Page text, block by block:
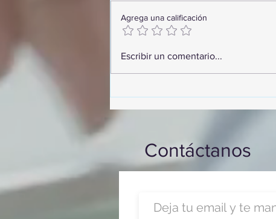
GoMapTravelByFraveo
capacitación realizado en el
Agrega una calificación
Escribir un comentario...
Contáctanos